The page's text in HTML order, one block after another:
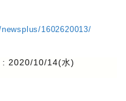
1602620013/
: 2020/10/14(水)